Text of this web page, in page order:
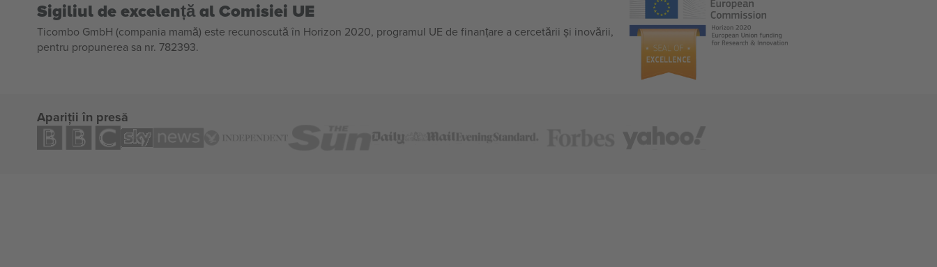
Sigiliul de excelență al Comisiei UE
Ticombo GmbH (compania mamă) este recunoscută în Horizon 2020, programul UE de finanțare a cercetării și inovării,
pentru propunerea sa nr. 782393.
Apariții în presă